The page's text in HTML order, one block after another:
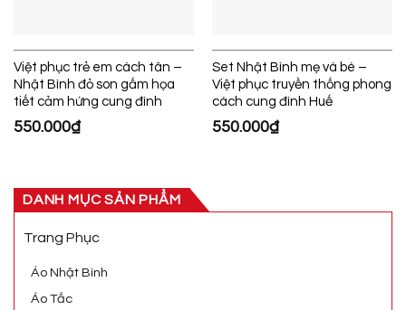
Việt phục trẻ em cách tân –
Nhật Bình đỏ son gấm họa
tiết cảm hứng cung đình
550.000₫
Set Nhật Bình mẹ và bé –
Việt phục truyền thống phong
cách cung đình Huế
550.000₫
DANH MỤC SẢN PHẨM
Trang Phục
Áo Nhật Bình
Áo Tấc